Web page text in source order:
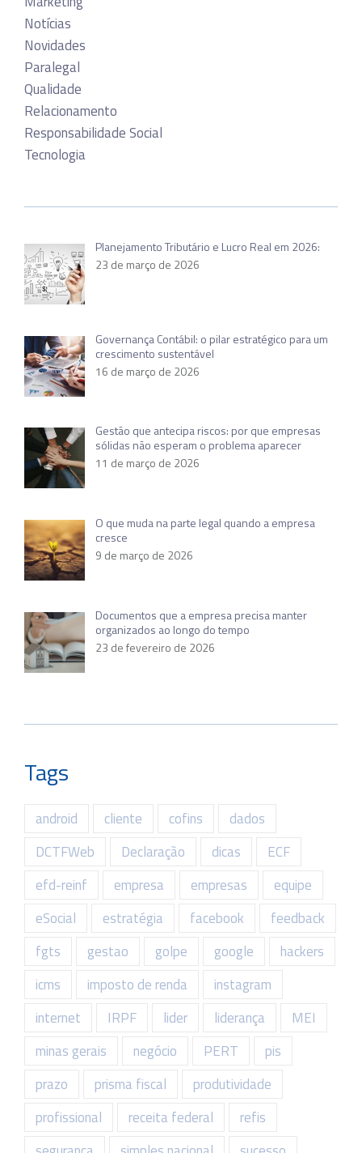
Notícias
Novidades
Paralegal
Qualidade
Relacionamento
Responsabilidade Social
Tecnologia
Planejamento Tributário e Lucro Real em 2026:
23 de março de 2026
Governança Contábil: o pilar estratégico para um
crescimento sustentável
16 de março de 2026
Gestão que antecipa riscos: por que empresas
sólidas não esperam o problema aparecer
11 de março de 2026
O que muda na parte legal quando a empresa
cresce
9 de março de 2026
Documentos que a empresa precisa manter
organizados ao longo do tempo
23 de fevereiro de 2026
Tags
android cliente cofins
dados
DCTFWeb
Declaração dicas
ECF
efd-reinf
empresa empresas
equipe
eSocial
estratégia facebook
feedback
fgts
gestao golpe google
hackers
icms
imposto de renda
instagram
internet
IRPF lider liderança
MEI
minas gerais
negócio PERT
pis
prazo
prisma fiscal
produtividade
profissional
receita federal
refis